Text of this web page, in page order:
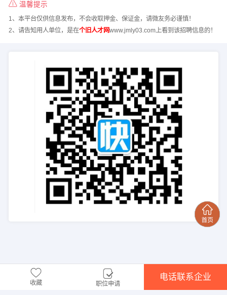
温馨提示
1、本平台仅供信息发布，不会收取押金、保证金，请微友务必谨慎！
2、请告知用人单位，是在个旧人才网www.jmly03.com上看到该招聘信息的！
收藏 职位申请
电话联系企业